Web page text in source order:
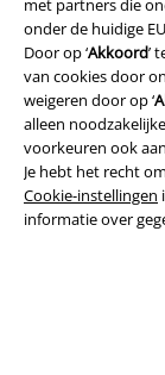
met partners die
onder de huidige
Door op ‘Akkoord’
van cookies door
weigeren door op ‘
alleen
voorkeuren ook
Je hebt het recht
Cookie-instellingen
informatie over
Legal
Algemene